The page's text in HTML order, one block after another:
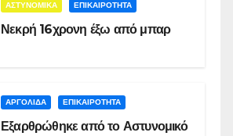
ΑΣΤΥΝΟΜΙΚΑ ΕΠΙΚΑΙΡΟΤΗΤΑ
Νεκρή 16χρονη έξω από μπαρ
ΑΡΓΟΛΙΔΑ ΕΠΙΚΑΙΡΟΤΗΤΑ
Εξαρθρώθηκε από το Αστυνομικό